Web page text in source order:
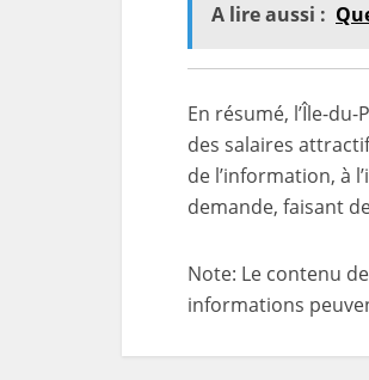
A lire aussi :
En résumé, l’Île-
des salaires
de l’information, à
demande, faisant
Note: Le contenu
informations